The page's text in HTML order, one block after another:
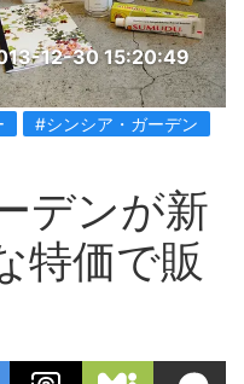
12-30 15:20:49
#シンシア・ガーデン
デンが新
特価で販